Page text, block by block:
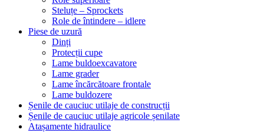
Steluțe – Sprockets
Role de întindere – idlere
Piese de uzură
Dinți
Protecții cupe
Lame buldoexcavatore
Lame grader
Lame încărcătoare frontale
Lame buldozere
Șenile de cauciuc utilaje de construcții
Șenile de cauciuc utilaje agricole șenilate
Atașamente hidraulice